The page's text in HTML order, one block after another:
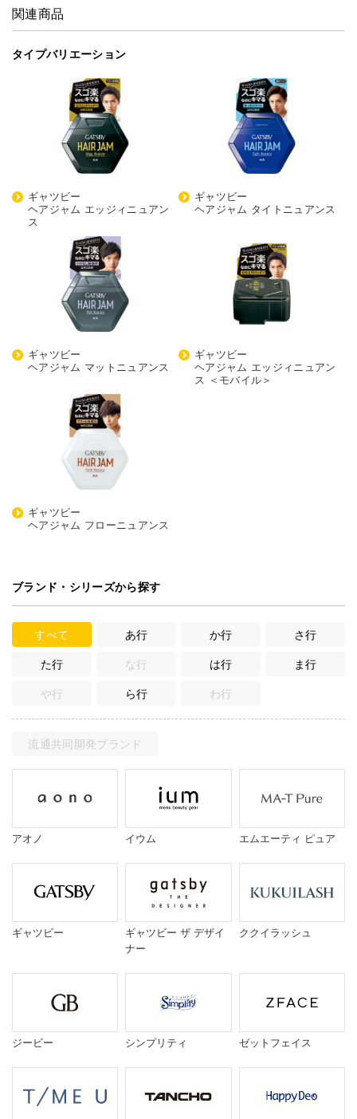
関連商品
タイプバリエーション
ギャツビー
ヘアジャム エッジィニュアン
ス
ギャツビー
ヘアジャム タイトニュアンス
ギャツビー
ヘアジャム マットニュアンス
ギャツビー
ヘアジャム エッジィニュアン
ス ＜モバイル＞
ギャツビー
ヘアジャム フローニュアンス
ブランド・シリーズから探す
すべて あ行 か行 さ行
た行 な行 は行 ま行
や行 ら行 わ行
流通共同開発ブランド
アオノ イウム エムエーティ ピュア
ギャツビー
ギャツビー ザ デザイ
ナー
ククイラッシュ
ジービー シンプリティ ゼットフェイス